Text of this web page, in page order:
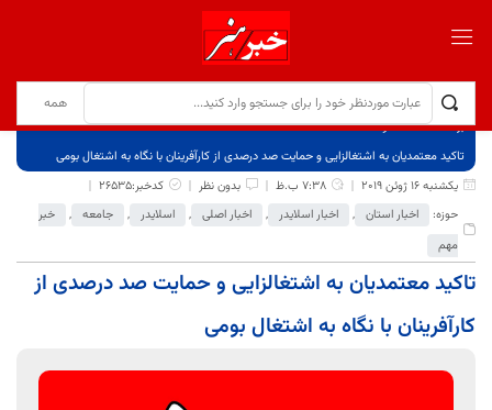
برگ نخست
نوشته‌ها
تاکید معتمدیان به اشتغالزایی و حمایت صد درصدی از کارآفرینان با نگاه به اشتغال بومی
یکشنبه 16 ژوئن 2019
7:38 ب.ظ بدون نظر
کدخبر:26535
حوزه:
اخبار استان , اخبار اسلایدر , اخبار اصلی , اسلایدر , جامعه ,
خبر
مهم
تاکید معتمدیان به اشتغالزایی و حمایت صد درصدی از
کارآفرینان با نگاه به اشتغال بومی